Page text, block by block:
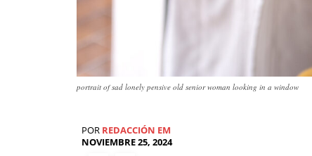
portrait of sad lonely pensive old senior woman looking in a window
POR REDACCIÓN EM
NOVIEMBRE 25, 2024